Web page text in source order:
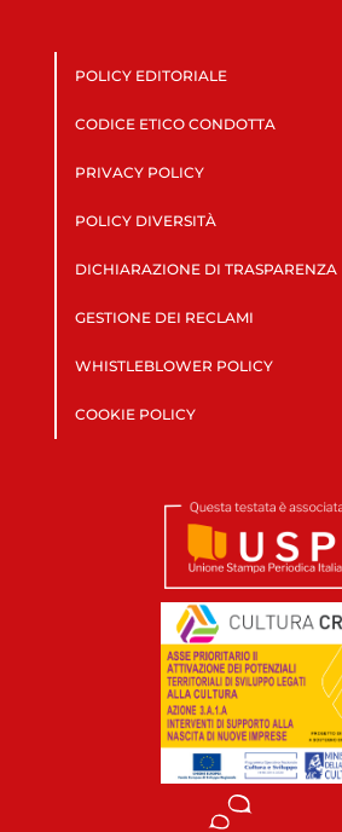
POLICY EDITORIALE
CODICE ETICO CONDOTTA
PRIVACY POLICY
POLICY DIVERSITÀ
DICHIARAZIONE DI TRASPARENZA
GESTIONE DEI RECLAMI
WHISTLEBLOWER POLICY
COOKIE POLICY